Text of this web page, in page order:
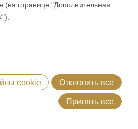
вы
сообщество RONDO.
(на странице "Дополнительная
cookie Отклонить все
Принять все